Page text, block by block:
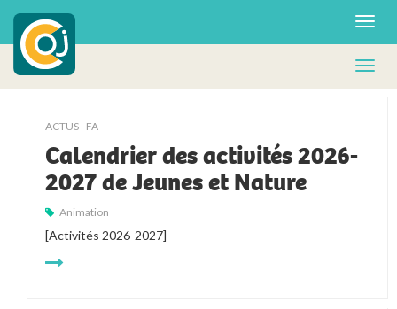
ACTUS - FA
Calendrier des activités 2026-
2027 de Jeunes et Nature
Animation
[Activités 2026-2027]